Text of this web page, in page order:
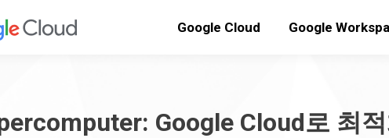
Google Cloud Google
Google Cloud로 최